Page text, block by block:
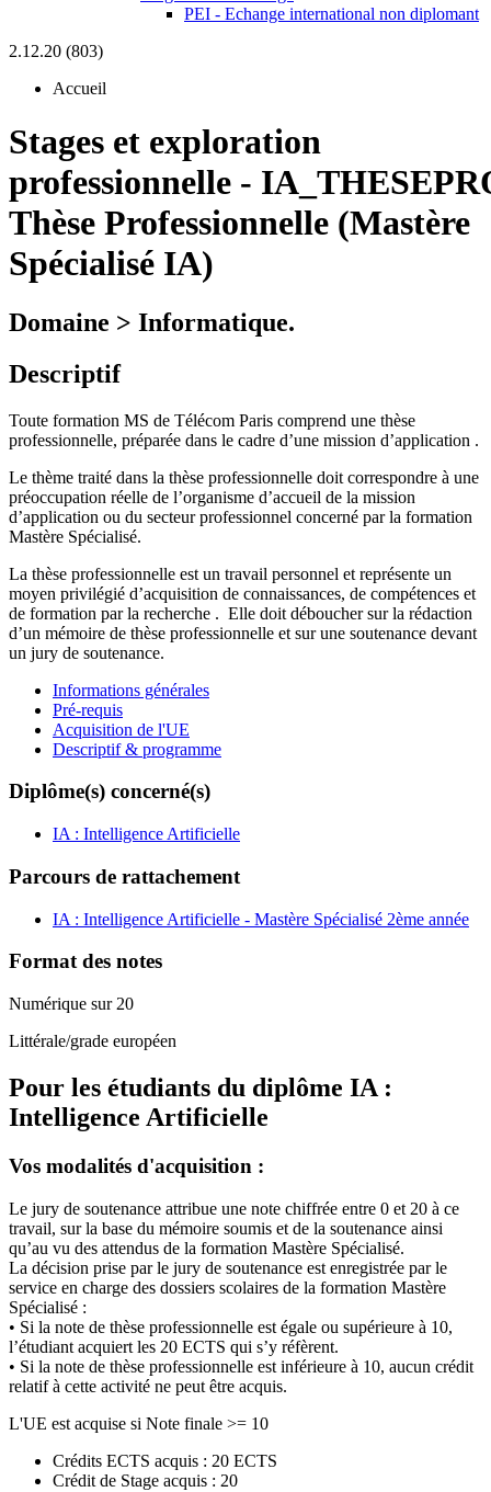
PEI - Echange international non diplomant
2.12.20 (803)
Accueil
Stages et exploration
professionnelle -
Thèse Professionnelle (Mastère
Spécialisé IA)
Domaine > Informatique.
Descriptif
Toute formation MS de Télécom Paris comprend une thèse
professionnelle, préparée dans le cadre d’une mission d’application .
Le thème traité dans la thèse professionnelle doit correspondre à une
préoccupation réelle de l’organisme d’accueil de la mission
d’application ou du secteur professionnel concerné par la formation
Mastère Spécialisé.
La thèse professionnelle est un travail personnel et représente un
moyen privilégié d’acquisition de connaissances, de compétences et
de formation par la recherche . Elle doit déboucher sur la rédaction
d’un mémoire de thèse professionnelle et sur une soutenance devant
un jury de soutenance.
Informations générales
Pré-requis
Acquisition de l'UE
Descriptif & programme
Diplôme(s) concerné(s)
IA : Intelligence Artificielle
Parcours de rattachement
IA : Intelligence Artificielle - Mastère Spécialisé 2ème année
Format des notes
Numérique sur 20
Littérale/grade européen
Pour les étudiants du diplôme IA :
Intelligence Artificielle
Vos modalités d'acquisition :
Le jury de soutenance attribue une note chiffrée entre 0 et 20 à ce
travail, sur la base du mémoire soumis et de la soutenance ainsi
qu’au vu des attendus de la formation Mastère Spécialisé.
La décision prise par le jury de soutenance est enregistrée par le
service en charge des dossiers scolaires de la formation Mastère
Spécialisé :
• Si la note de thèse professionnelle est égale ou supérieure à 10,
l’étudiant acquiert les 20 ECTS qui s’y réfèrent.
• Si la note de thèse professionnelle est inférieure à 10, aucun crédit
relatif à cette activité ne peut être acquis.
L'UE est acquise si Note finale >= 10
Crédits ECTS acquis : 20 ECTS
Crédit de Stage acquis : 20